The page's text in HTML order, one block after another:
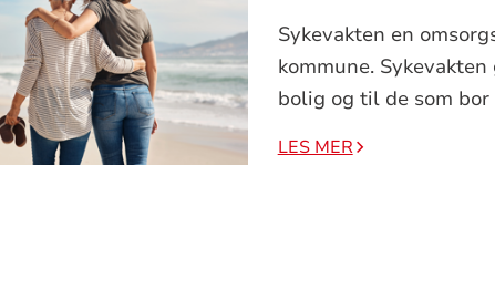
Sykevakten en
kommune.
bolig og til de som
LES MER